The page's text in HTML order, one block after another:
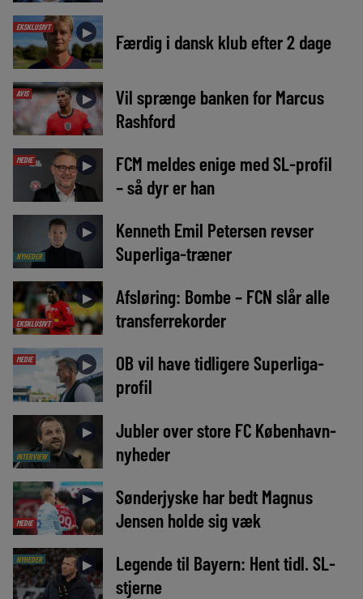
EKSKLUSIVT ► Færdig i dansk klub efter 2 dage
AVIS ►
Vil sprænge banken for Marcus
Rashford
MEDIE ►
FCM meldes enige med SL-profil
– så dyr er han
NYHEDER
►
Kenneth Emil Petersen revser
Superliga-træner
EKSKLUSIVT
►
Afsløring: Bombe – FCN slår alle
transferrekorder
MEDIE ►
OB vil have tidligere Superliga-
profil
INTERVIEW
►
Jubler over store FC København-
nyheder
MEDIE
►
Sønderjyske har bedt Magnus
Jensen holde sig væk
NYHEDER ►
Legende til Bayern: Hent tidl. SL-
stjerne